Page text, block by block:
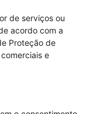
de serviços ou
acordo com a
Proteção de
e